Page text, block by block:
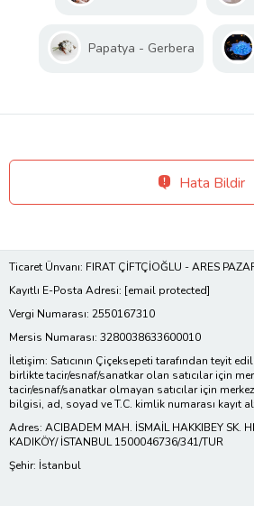
Papatya - Gerbera
Hata Bildir
Ticaret Ünvanı: FIRAT ÇİFTÇİOĞLU - ARES
Kayıtlı E-Posta Adresi: [email protected]
Vergi Numarası: 2550167310
Mersis Numarası: 3280038633600010
İletişim: Satıcının Çiçeksepeti tarafından teyit
birlikte tacir/esnaf/sanatkar olan satıcılar için
tacir/esnaf/sanatkar olmayan satıcılar için
bilgisi, ad, soyad ve T.C. kimlik numarası kayıt
Adres: ACIBADEM MAH. İSMAİL HAKKIBEY SK.
KADIKÖY/ İSTANBUL 1500046736/341/TUR
Şehir: İstanbul